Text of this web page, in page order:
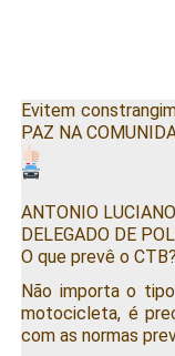
Evitem
PAZ NA
ANTONIO
DELEGADO DE
O que prevê o CTB?
Não importa o
motocicleta, é
com as normas